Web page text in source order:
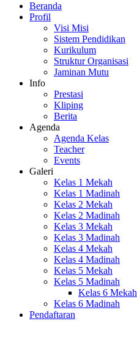
Beranda
Profil
Visi Misi
Sistem Pendidikan
Kurikulum
Struktur Organisasi
Jaminan Mutu
Info
Prestasi
Kliping
Berita
Agenda
Agenda Kelas
Teacher
Events
Galeri
Kelas 1 Mekah
Kelas 1 Madinah
Kelas 2 Mekah
Kelas 2 Madinah
Kelas 3 Mekah
Kelas 3 Madinah
Kelas 4 Mekah
Kelas 4 Madinah
Kelas 5 Mekah
Kelas 5 Madinah
Kelas 6 Mekah
Kelas 6 Madinah
Pendaftaran